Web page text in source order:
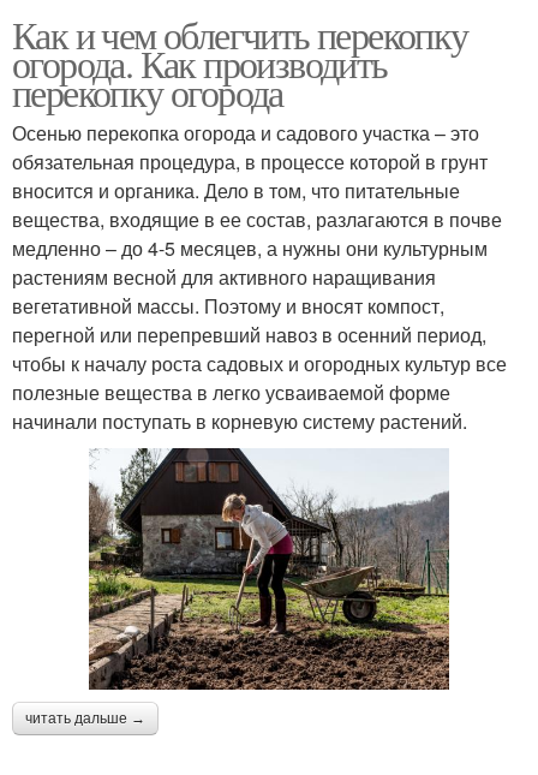
Как и чем облегчить перекопку
огорода. Как производить
перекопку огорода
Осенью перекопка огорода и садового участка – это
обязательная процедура, в процессе которой в грунт
вносится и органика. Дело в том, что питательные
вещества, входящие в ее состав, разлагаются в почве
медленно – до 4-5 месяцев, а нужны они культурным
растениям весной для активного наращивания
вегетативной массы. Поэтому и вносят компост,
перегной или перепревший навоз в осенний период,
чтобы к началу роста садовых и огородных культур все
полезные вещества в легко усваиваемой форме
начинали поступать в корневую систему растений.
читать дальше →